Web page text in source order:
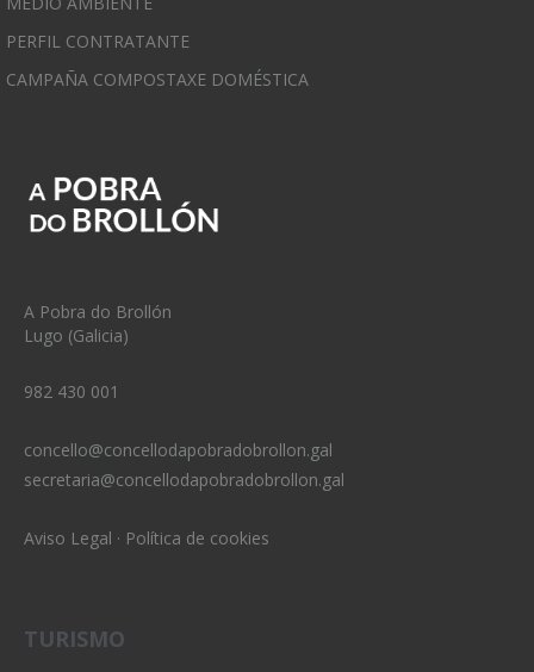
PERFIL CONTRATANTE
CAMPAÑA COMPOSTAXE DOMÉSTICA
A Pobra do Brollón
Lugo (Galicia)
982 430 001
concello@concellodapobradobrollon.gal
secretaria@concellodapobradobrollon.gal
Aviso Legal · Política de cookies
TURISMO